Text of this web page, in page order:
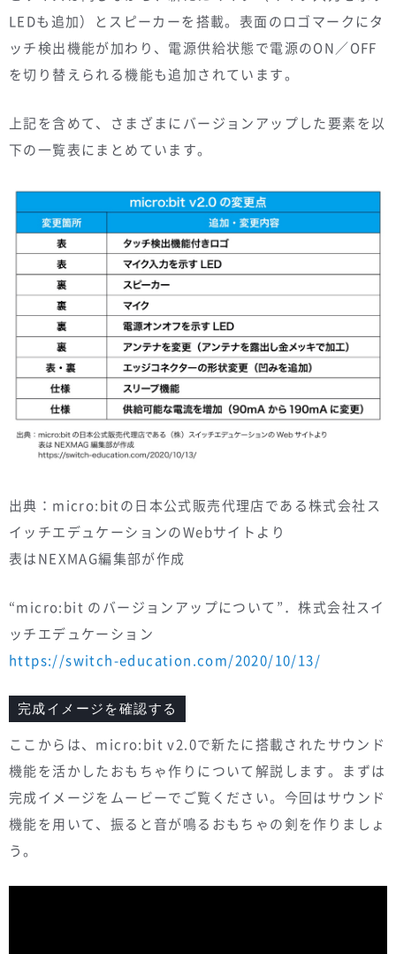
LEDも追加）とスピーカーを搭載。表面のロゴマークにタ
ッチ検出機能が加わり、電源供給状態で電源のON／OFF
を切り替えられる機能も追加されています。
上記を含めて、さまざまにバージョンアップした要素を以
下の一覧表にまとめています。
出典：micro:bitの日本公式販売代理店である株式会社ス
イッチエデュケーションのWebサイトより
表はNEXMAG編集部が作成
“micro:bit のバージョンアップについて”．株式会社スイ
ッチエデュケーション
https://switch-education.com/2020/10/13/
完成イメージを確認する
ここからは、micro:bit v2.0で新たに搭載されたサウンド
機能を活かしたおもちゃ作りについて解説します。まずは
完成イメージをムービーでご覧ください。今回はサウンド
機能を用いて、振ると音が鳴るおもちゃの剣を作りましょ
う。